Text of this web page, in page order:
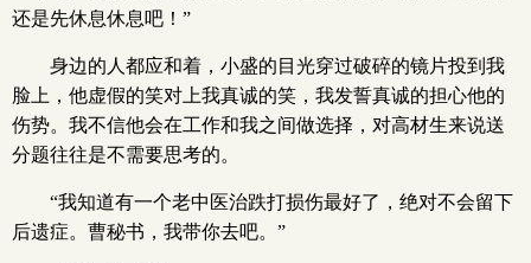
还是先休息休息吧！”
身边的人都应和着，小盛的目光穿过破碎的镜片投到我
脸上，他虚假的笑对上我真诚的笑，我发誓真诚的担心他的
伤势。我不信他会在工作和我之间做选择，对高材生来说送
分题往往是不需要思考的。
“我知道有一个老中医治跌打损伤最好了，绝对不会留下
后遗症。曹秘书，我带你去吧。”